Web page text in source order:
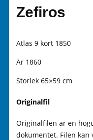
Zefiros
Atlas 9 kort 1850
År 1860
Storlek 65×59 cm
Originalfil
Originalfilen är en
dokumentet. Filen kan